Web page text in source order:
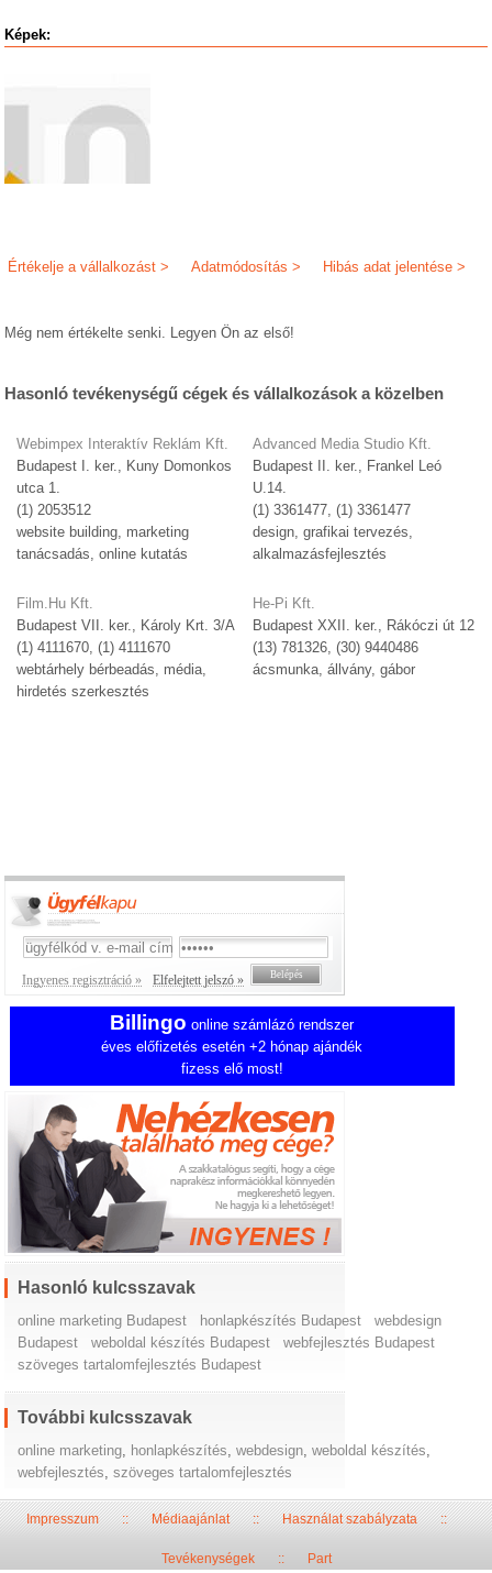
Képek:
Hibás adat jelentése >
Adatmódosítás >
Értékelje a vállalkozást >
Még nem értékelte senki. Legyen Ön az első!
Hasonló tevékenységű cégek és vállalkozások a közelben
Webimpex Interaktív Reklám Kft.
Budapest I. ker., Kuny Domonkos
utca 1.
(1) 2053512
website building, marketing
tanácsadás, online kutatás
Film.Hu Kft.
Budapest VII. ker., Károly Krt. 3/A
(1) 4111670, (1) 4111670
webtárhely bérbeadás, média,
hirdetés szerkesztés
Advanced Media Studio Kft.
Budapest II. ker., Frankel Leó
U.14.
(1) 3361477, (1) 3361477
design, grafikai tervezés,
alkalmazásfejlesztés
He-Pi Kft.
Budapest XXII. ker., Rákóczi út 12
(13) 781326, (30) 9440486
ácsmunka, állvány, gábor
Ingyenes regisztráció » Elfelejtett jelszó »
Billingo online számlázó rendszer
éves előfizetés esetén +2 hónap ajándék
fizess elő most!
Hasonló kulcsszavak
online marketing Budapest honlapkészítés Budapest
webdesign
Budapest
weboldal készítés Budapest
webfejlesztés Budapest
szöveges tartalomfejlesztés Budapest
További kulcsszavak
online marketing honlapkészítés ,webdesign ,weboldal készítés
webfejlesztés ,szöveges tartalomfejlesztés
Impresszum::Médiaajánlat::Használat szabályzata::
Tevékenységek:: Part